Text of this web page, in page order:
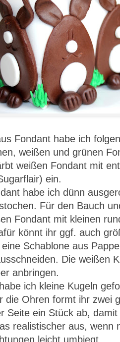
Fondant habe ich
weißen und grünen
weißen Fondant mit
ein.
habe ich dünn
Für den Bauch
Fondant mit kleinen
könnt ihr ggf. auch
Schablone aus
Die weißen
anbringen.
ich kleine Kugeln
die Ohren formt ihr zwei
Seite ein Stück ab,
realistischer aus, wenn
leicht umbiegt.